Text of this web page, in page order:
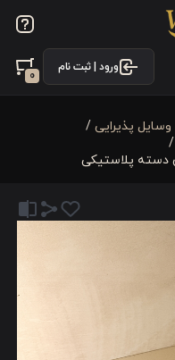
ورود | ثبت نام
0
پذیرایی /
/